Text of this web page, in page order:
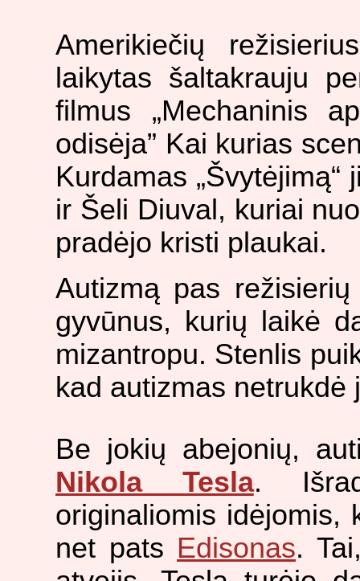
Amerikiečių
laikytas šaltakrauju
filmus „Mechaninis
odisėja” Kai kurias
Kurdamas
ir Šeli Diuval, kuriai
pradėjo kristi plaukai.
Autizmą pas
gyvūnus, kurių laikė
mizantropu. Stenlis
kad autizmas netrukdė
Be jokių abejonių,
Nikola Tesla.
originaliomis idėjomis,
net pats Edisonas.